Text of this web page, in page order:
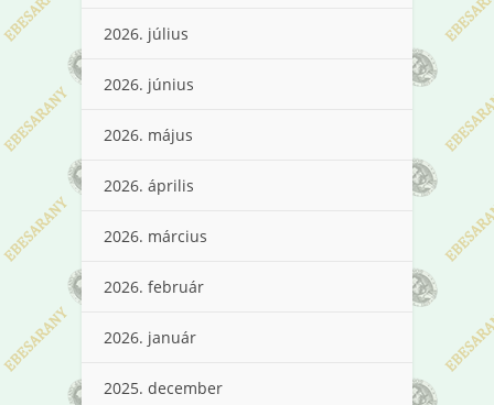
2026. július
2026. június
2026. május
2026. április
2026. március
2026. február
2026. január
2025. december